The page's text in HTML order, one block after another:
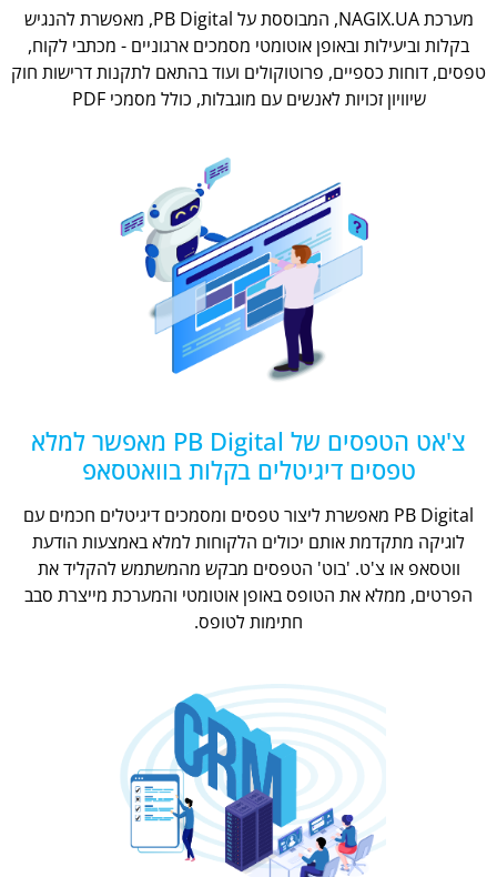
מערכת NAGIX.UA, המבוססת על PB Digital, מאפשרת להנגיש
בקלות וביעילות ובאופן אוטומטי מסמכים ארגוניים - מכתבי לקוח,
טפסים, דוחות כספיים, פרוטוקולים ועוד בהתאם לתקנות דרישות חוק
שיוויון זכויות לאנשים עם מוגבלות, כולל מסמכי PDF
צ'אט הטפסים של PB Digital מאפשר למלא
טפסים דיגיטלים בקלות בוואטסאפ
PB Digital מאפשרת ליצור טפסים ומסמכים דיגיטלים חכמים עם
לוגיקה מתקדמת אותם יכולים הלקוחות למלא באמצעות הודעת
ווטסאפ או צ'ט. 'בוט' הטפסים מבקש מהמשתמש להקליד את
הפרטים, ממלא את הטופס באופן אוטומטי והמערכת מייצרת סבב
חתימות לטופס.